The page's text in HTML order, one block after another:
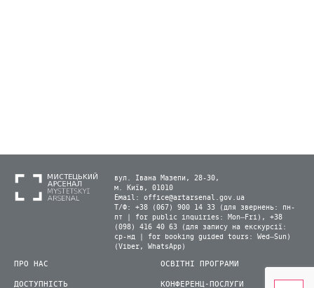
вул. Івана Мазепи, 28-30,
м. Київ, 01010
Email: office@artarsenal.gov.ua
Т/Ф: +38 (067) 900 14 33 (для звернень: пн-
пт | for public inquiries: Mon–Fri), +38
(098) 416 40 63 (для запису на екскурсії:
ср-нд | for booking guided tours: Wed–Sun)
(Viber, WhatsApp)
ПРО НАС
ДОСТУПНІСТЬ
ОСВІТНІ ПРОГРАМИ
КОНФЕРЕНЦ-ПОСЛУГИ